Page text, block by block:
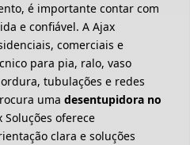
é importante contar com
e confiável. A Ajax
comerciais e
para pia, ralo, vaso
tubulações e redes
uma desentupidora no
Soluções oferece
clara e soluções